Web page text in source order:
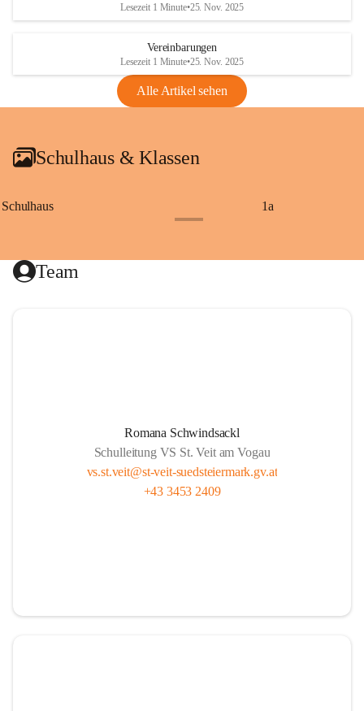
Lesezeit 1 Minute•25. Nov. 2025
Vereinbarungen
Lesezeit 1 Minute•25. Nov. 2025
Alle Artikel sehen
Schulhaus & Klassen
Schulhaus 1a
Team
Romana Schwindsackl
Schulleitung VS St. Veit am Vogau
vs.st.veit@st-veit-suedsteiermark.gv.at
+43 3453 2409